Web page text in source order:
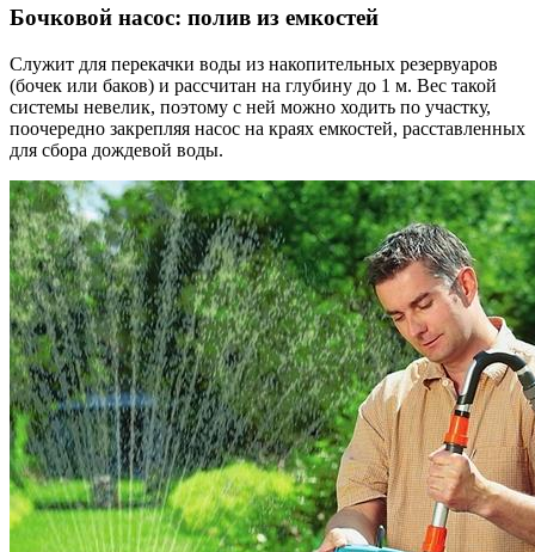
Бочковой насос: полив из емкостей
Служит для перекачки воды из накопительных резервуаров
(бочек или баков) и рассчитан на глубину до 1 м. Вес такой
системы невелик, поэтому с ней можно ходить по участку,
поочередно закрепляя насос на краях емкостей, расставленных
для сбора дождевой воды.